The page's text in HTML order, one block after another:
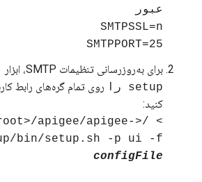
عبور
SMTPSSL=n
SMTPPORT=25
برای به‌روزرسانی تنظیمات SMTP، ابزار
setup را
کنید:
apigee/apigee-
bin/setup.sh -p ui -f
configFile